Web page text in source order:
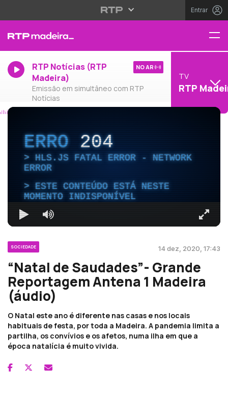
Entrar
RTP Notícias (RTP
Madeira)
Emissão em simultâneo com RTP
Notícias
NO AR
TV
RTP
ERRO204
HLS.JS FATAL ERROR - NETWORK
ERROR
ESTE CONTEÚDO ESTÁ NESTE
MOMENTO INDISPONÍVEL
SOCIEDADE 14 dez, 2020, 17:43
“Natal de Saudades”- Grande
Reportagem Antena 1 Madeira
(áudio)
O Natal este ano é diferente nas casas e nos locais
habituais de festa, por toda a Madeira. A pandemia limita a
partilha, os convívios e os afetos, numa ilha em que a
época natalícia é muito vivida.